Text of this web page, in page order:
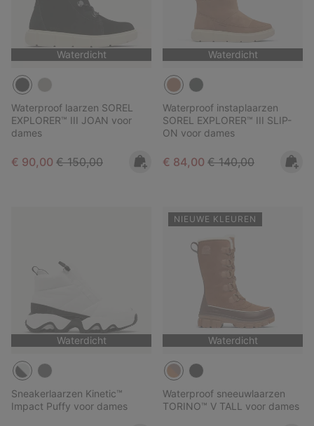
Waterdicht
Waterproof laarzen SOREL
EXPLORER™ III JOAN voor
dames
Sale price:
€ 90,00 Regular price:
€ 150,00
Waterdicht
Waterproof instaplaarzen
SOREL EXPLORER™ III SLIP-
ON voor dames
Sale price:
€ 84,00 Regular price:
€ 140,00
Waterdicht
Sneakerlaarzen Kinetic™
Impact Puffy voor dames
NIEUWE KLEUREN
Waterdicht
Waterproof sneeuwlaarzen
TORINO™ V TALL voor dames